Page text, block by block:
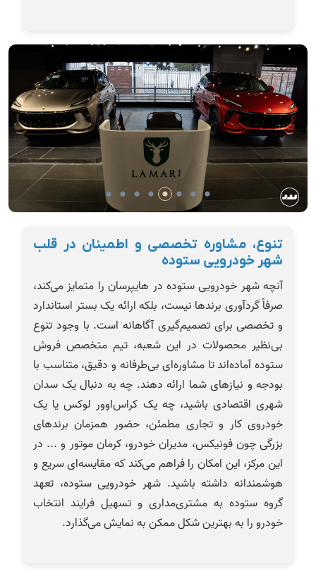
تنوع، مشاوره تخصصی و اطمینان در قلب
شهر خودرویی ستوده
آنچه شهر خودرویی ستوده در هایپرسان را متمایز می‌کند،
صرفاً گردآوری برندها نیست، بلکه ارائه یک بستر استاندارد
و تخصصی برای تصمیم‌گیری آگاهانه است. با وجود تنوع
بی‌نظیر محصولات در این شعبه، تیم متخصص فروش
ستوده آماده‌اند تا مشاوره‌ای بی‌طرفانه و دقیق، متناسب با
بودجه و نیازهای شما ارائه دهند. چه به دنبال یک سدان
شهری اقتصادی باشید، چه یک کراس‌اوور لوکس یا یک
خودروی کار و تجاری مطمئن، حضور همزمان برندهای
بزرگی چون فونیکس، مدیران خودرو، کرمان موتور و ... در
این مرکز، این امکان را فراهم می‌کند که مقایسه‌ای سریع و
هوشمندانه داشته باشید. شهر خودرویی ستوده، تعهد
گروه ستوده به مشتری‌مداری و تسهیل فرایند انتخاب
خودرو را به بهترین شکل ممکن به نمایش می‌گذارد.